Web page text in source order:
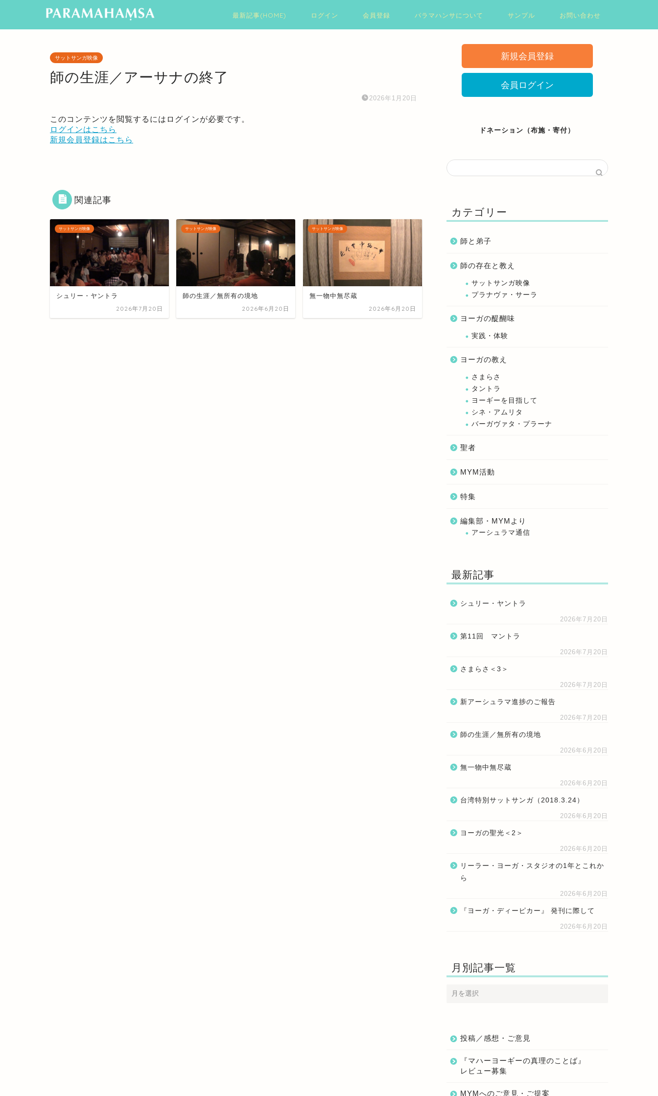
最新記事(HOME) ログイン 会員登録 パラマハンサについて サンプル お問い合わせ
サットサンガ映像
師の生涯／アーサナの終了
2026年1月20日
このコンテンツを閲覧するにはログインが必要です。
ログインはこちら
新規会員登録はこちら
関連記事
サットサンガ映像
シュリー・ヤントラ
2026年7月20日
サットサンガ映像
師の生涯／無所有の境地
2026年6月20日
サットサンガ映像
無一物中無尽蔵
2026年6月20日
新規会員登録
会員ログイン
ドネーション（布施・寄付）
カテゴリー
師と弟子
師の存在と教え
サットサンガ映像
プラナヴァ・サーラ
ヨーガの醍醐味
実践・体験
ヨーガの教え
さまらさ
タントラ
ヨーギーを目指して
シネ・アムリタ
バーガヴァタ・プラーナ
聖者
MYM活動
特集
編集部・MYMより
アーシュラマ通信
最新記事
シュリー・ヤントラ
2026年7月20日
第11回 マントラ
2026年7月20日
さまらさ＜3＞
2026年7月20日
新アーシュラマ進捗のご報告
2026年7月20日
師の生涯／無所有の境地
2026年6月20日
無一物中無尽蔵
2026年6月20日
台湾特別サットサンガ（2018.3.24）
2026年6月20日
ヨーガの聖光＜2＞
2026年6月20日
リーラー・ヨーガ・スタジオの1年とこれか
ら
2026年6月20日
『ヨーガ・ディーピカー』 発刊に際して
2026年6月20日
月別記事一覧
投稿／感想・ご意見
『マハーヨーギーの真理のことば』
レビュー募集
MYMへのご意見・ご提案